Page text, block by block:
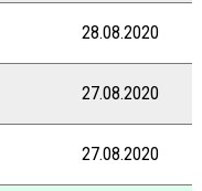
28.08.2020
27.08.2020
27.08.2020